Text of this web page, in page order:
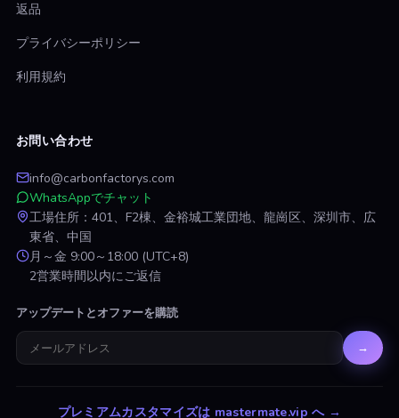
返品
プライバシーポリシー
利用規約
お問い合わせ
info@carbonfactorys.com
WhatsAppでチャット
工場住所：401、F2棟、金裕城工業団地、龍崗区、深圳市、広
東省、中国
月～金 9:00～18:00 (UTC+8)
2営業時間以内にご返信
アップデートとオファーを購読
→
プレミアムカスタマイズは mastermate.vip へ→